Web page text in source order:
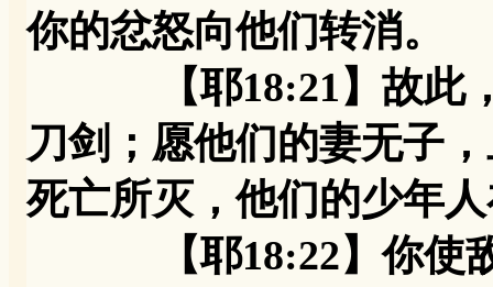
你的忿怒向他们转消。
【耶18:21】故此，
刀剑；愿他们的妻无子
死亡所灭，他们的少年
【耶18:22】你使敌